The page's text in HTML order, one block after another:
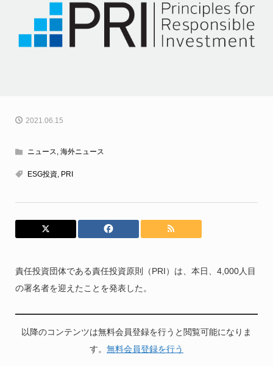
2021.06.15
ニュース, 海外ニュース
ESG投資, PRI
責任投資団体である責任投資原則（PRI）は、本日、4,000人目
の署名者を迎えたことを発表した。
以降のコンテンツは無料会員登録を行うと閲覧可能になりま
す。 無料会員登録を行う